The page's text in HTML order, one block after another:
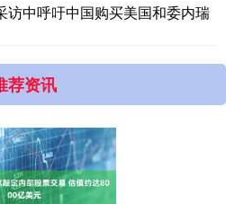
访中呼吁中国购买美国和委内瑞
荐资讯